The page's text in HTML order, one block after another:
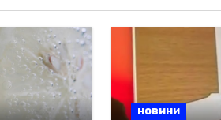
новини